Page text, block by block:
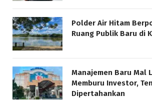
Polder Air Hitam
Ruang Publik Baru di
Manajemen Baru Mal
Memburu Investor,
Dipertahankan